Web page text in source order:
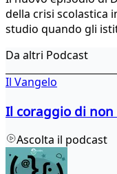
della crisi scolastica
studio quando gli
Da altri Podcast
Il Vangelo
Il coraggio di
Ascolta il podcast